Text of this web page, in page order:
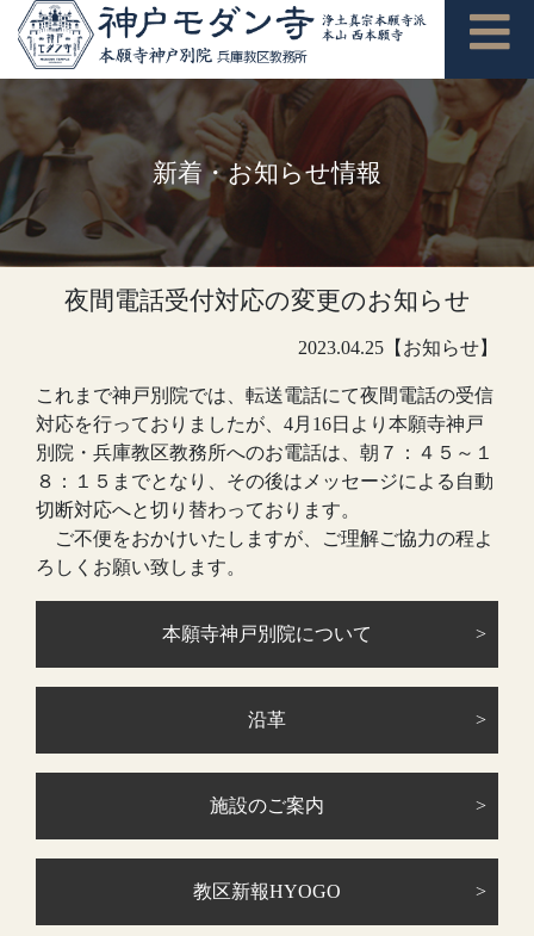
新着・お知らせ情報
夜間電話受付対応の変更のお知らせ
2023.04.25【お知らせ】
これまで神戸別院では、転送電話にて夜間電話の受信
対応を行っておりましたが、4月16日より本願寺神戸
別院・兵庫教区教務所へのお電話は、朝７：４５～１
８：１５までとなり、その後はメッセージによる自動
切断対応へと切り替わっております。
ご不便をおかけいたしますが、ご理解ご協力の程よ
ろしくお願い致します。
本願寺神戸別院について
沿革
施設のご案内
教区新報HYOGO